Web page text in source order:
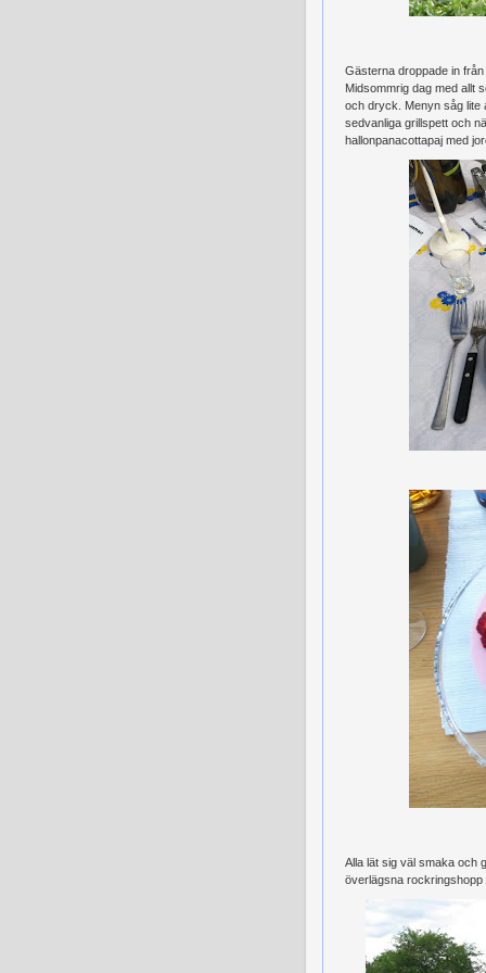
Gästerna droppade in
Midsommrig dag med allt
och dryck. Menyn såg lite
sedvanliga grillspett och
hallonpanacottapaj med
Alla lät sig väl smaka och
överlägsna rockringshopp